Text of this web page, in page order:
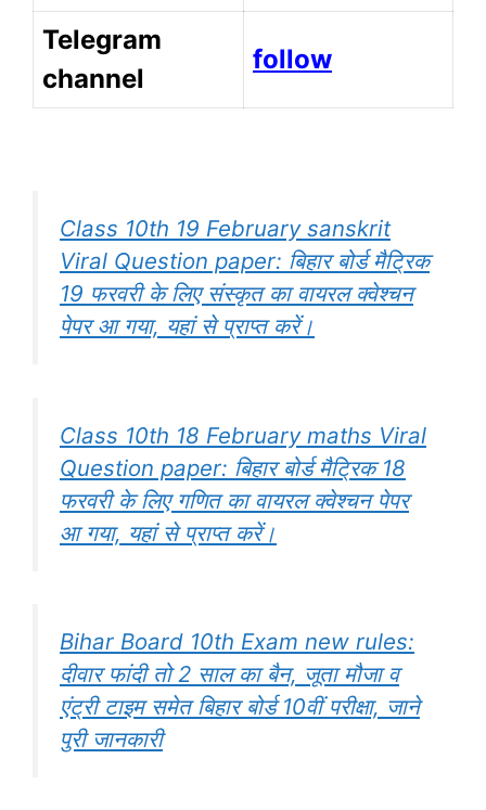
Telegram
channel
follow
Class 10th 19 February sanskrit
Viral Question paper: बिहार बोर्ड मैट्रिक
19 फरवरी के लिए संस्कृत का वायरल क्वेश्चन
पेपर आ गया, यहां से प्राप्त करें।
Class 10th 18 February maths Viral
Question paper: बिहार बोर्ड मैट्रिक 18
फरवरी के लिए गणित का वायरल क्वेश्चन पेपर
आ गया, यहां से प्राप्त करें।
Bihar Board 10th Exam new rules:
दीवार फांदी तो 2 साल का बैन, जूता मौजा व
एंट्री टाइम समेत बिहार बोर्ड 10वीं परीक्षा, जाने
पुरी जानकारी